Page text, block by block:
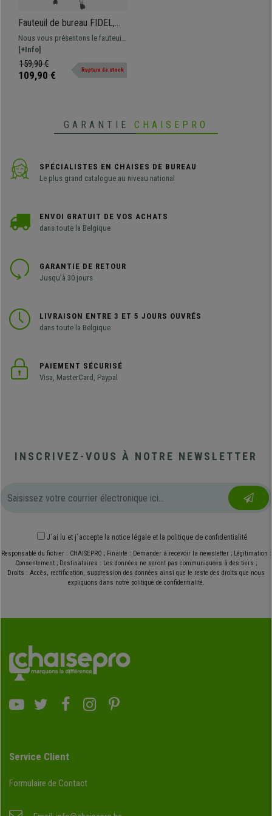
Fauteuil de bureau FIDEL,
Mécanisme Basculant,
Accoudoirs rabattables, Cuir,
Noir
Nous vous présentons le fauteuil
de bureau FIDEL: système
basculant, piétement en métal
résistant, cuir synthétique.
[+Info]
159,90 €
109,90 € Rupture de stock
GARANTIE CHAISEPRO
SPÉCIALISTES EN CHAISES DE BUREAU
Le plus grand catalogue au niveau national
ENVOI GRATUIT DE VOS ACHATS
dans toute la Belgique
GARANTIE DE RETOUR
Jusqu'à 30 jours
LIVRAISON ENTRE 3 ET 5 JOURS OUVRÉS
dans toute la Belgique
PAIEMENT SÉCURISÉ
Visa, MasterCard, Paypal
INSCRIVEZ-VOUS À NOTRE NEWSLETTER
J´ai lu et j´accepte la notice légale et la politique de confidentialité
Responsable du fichier : CHAISEPRO ; Finalité : Demander à recevoir la newsletter ; Légitimation :
Consentement ; Destinataires : Les données ne seront pas communiquées à des tiers ;
Droits : Accès, rectification, suppression des données ainsi que le reste des droits que nous
expliquons dans notre politique de confidentialité.
Service Client
Formulaire de Contact